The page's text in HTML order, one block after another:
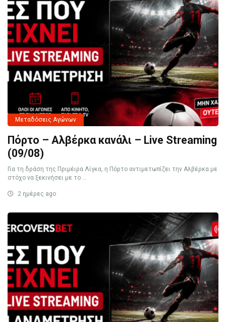
Μεταδόσεις Αγώνων
Πόρτο – Αλβέρκα κανάλι – Live Streaming
(09/08)
Για τη δράση της Πριμέιρα Λίγκα, η Πόρτο αντιμετωπίζει την Αλβέρκα με
στόχο να ξεκινήσει με το ...
2 ημέρες ago